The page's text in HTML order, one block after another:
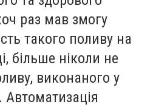
раз мав змогу
такого поливу на
більше ніколи не
виконаного у